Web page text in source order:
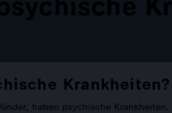
Krankheiten?
haben psychische